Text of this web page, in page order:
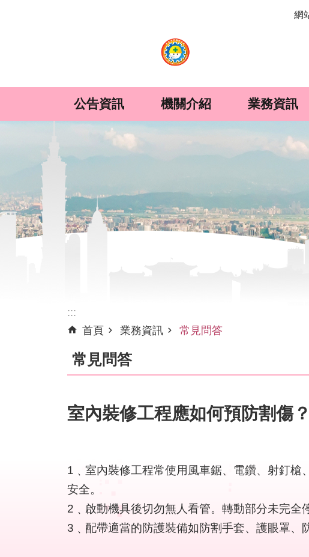
網
公告資訊 機關介紹 業務資訊
:::
首頁
業務資訊 常見問答
常見問答
室內裝修工程應如何預防割傷？
1﹑室內裝修工程常使用風車鋸、電鑽、射釘
安全。
2﹑啟動機具後切勿無人看管。轉動部分未完全
3﹑配帶適當的防護裝備如防割手套、護眼罩、